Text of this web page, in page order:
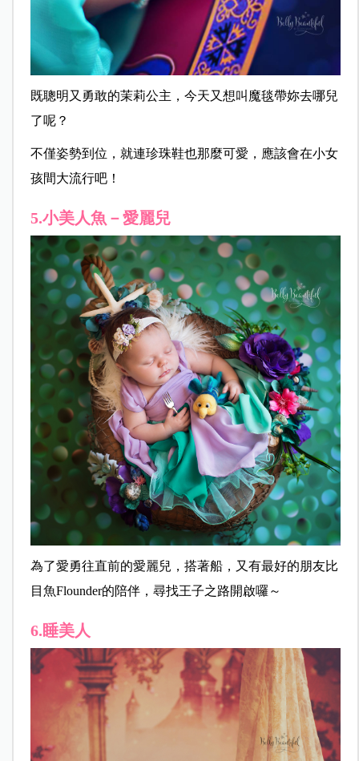
既聰明又勇敢的茉莉公主，今天又想叫魔毯帶妳去哪兒
了呢？
不僅姿勢到位，就連珍珠鞋也那麼可愛，應該會在小女
孩間大流行吧！
5.小美人魚－愛麗兒
為了愛勇往直前的愛麗兒，搭著船，又有最好的朋友比
目魚Flounder的陪伴，尋找王子之路開啟囉～
6.睡美人